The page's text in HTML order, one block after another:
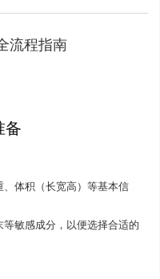
流程指南
备
体积（长宽高）等基本信
敏感成分，以便选择合适的